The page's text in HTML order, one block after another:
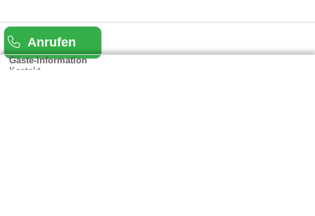
Anrufen
Gäste-Information
Kontakt